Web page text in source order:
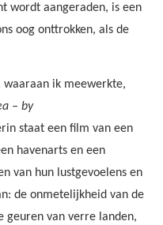
wordt aangeraden, is een
oog onttrokken, als de
waaraan ik meewerkte,
– by
staat een film van een
havenarts en een
van hun lustgevoelens en
de onmetelijkheid van de
geuren van verre landen,